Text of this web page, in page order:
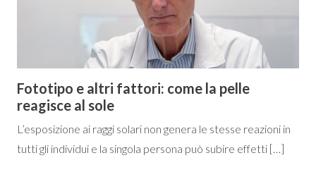
Fototipo e altri fattori: come la pelle
reagisce al sole
L’esposizione ai raggi solari non genera le stesse reazioni in
tutti gli individui e la singola persona può subire effetti […]